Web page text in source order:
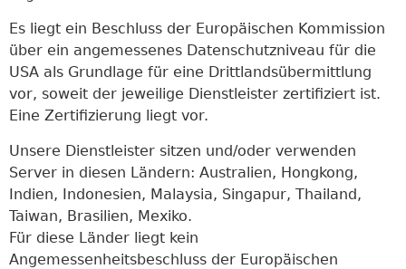
Es liegt ein Beschluss der Europäischen Kommission
über ein angemessenes Datenschutzniveau für die
USA als Grundlage für eine Drittlandsübermittlung
vor, soweit der jeweilige Dienstleister zertifiziert ist.
Eine Zertifizierung liegt vor.
Unsere Dienstleister sitzen und/oder verwenden
Server in diesen Ländern: Australien, Hongkong,
Indien, Indonesien, Malaysia, Singapur, Thailand,
Taiwan, Brasilien, Mexiko.
Für diese Länder liegt kein
Angemessenheitsbeschluss der Europäischen